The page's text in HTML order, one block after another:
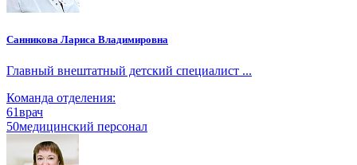
Санникова Лариса Владимировна
Главный внештатный детский специалист ...
Команда отделения:
61врач
50медицинский персонал